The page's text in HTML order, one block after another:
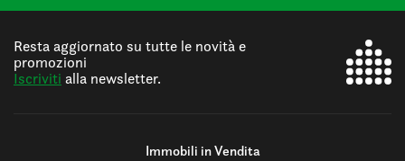
Resta aggiornato su tutte le novità e
promozioni
Iscriviti alla newsletter.
Immobili in Vendita